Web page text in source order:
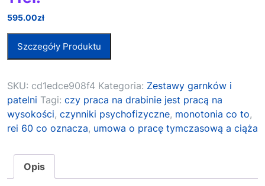
595.00zł
Szczegóły Produktu
SKU: cd1edce908f4 Kategoria: Zestawy garnków i
patelni Tagi: czy praca na drabinie jest pracą na
wysokości, czynniki psychofizyczne, monotonia co to,
rei 60 co oznacza, umowa o pracę tymczasową a ciąża
Opis